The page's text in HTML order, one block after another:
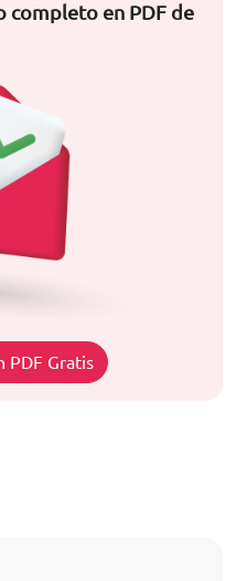
completo en PDF de
PDF Gratis